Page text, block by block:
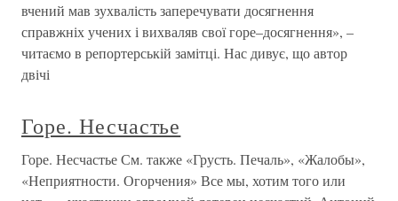
вчений мав зухвалість заперечувати досягнення
справжніх учених і вихваляв свої горе–досягнення», –
читаємо в репортерській замітці. Нас дивує, що автор
двічі
Горе. Несчастье
Горе. Несчастье См. также «Грусть. Печаль», «Жалобы»,
«Неприятности. Огорчения» Все мы, хотим того или